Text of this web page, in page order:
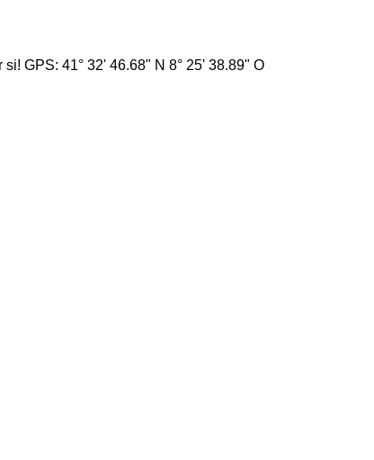
GPS: 41° 32' 46.68" N 8° 25' 38.89" O